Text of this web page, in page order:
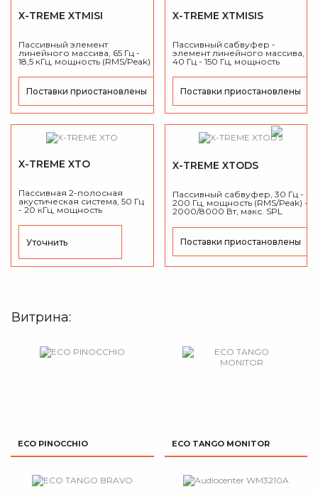
X-TREME XTMISI
Пассивный элемент
линейного массива, 65 Гц -
18,5 кГц, мощность (RMS/Peak)
120°x15°, макс. SPL 136дБ.
Поставки приостановлены
X-TREME XTMISIS
Пассивный cабвуфер -
элемент линейного массива,
40 Гц - 150 Гц, мощность
макс. SPL 140дБ.
Поставки приостановлены
X-TREME XTO
Пассивная 2-полосная
акустическая система, 50 Гц
- 20 кГц, мощность
Дисперсия - коническая
Уточнить
X-TREME XTODS
Пассивный сабвуфер, 30 Гц -
200 Гц, мощность (RMS/Peak) -
2000/8000 Вт, макс. SPL
Поставки приостановлены
Витрина:
ECO PINOCCHIO ECO TANGO MONITOR